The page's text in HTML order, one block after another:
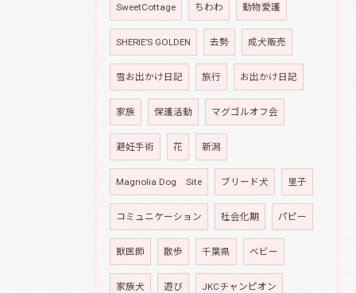
SweetCottage ちわわ 動物愛護
SHERIE’S GOLDEN 去勢 成犬販売
雪お出かけ日記 旅行 お出かけ日記
家族 保護活動 マグゴルオフ会
避妊手術 花 新潟
Magnolia Dog Site ブリード犬 里子
コミュニケーション 社会化期 パピー
獣医師 散歩 千葉県 ベビー
家族犬 遊び JKCチャンピオン